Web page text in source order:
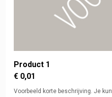
Product 1
€ 0,01
Voorbeeld korte beschrijving. Je